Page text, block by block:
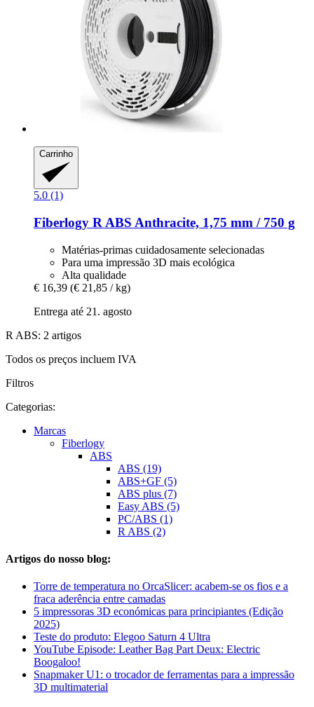
Carrinho
5.0 (1)
Fiberlogy R ABS Anthracite, 1,75 mm / 750 g
Matérias-primas cuidadosamente selecionadas
Para uma impressão 3D mais ecológica
Alta qualidade
€ 16,39 (€ 21,85 / kg)
Entrega até 21. agosto
R ABS: 2 artigos
Todos os preços incluem IVA
Filtros
Categorias:
Marcas
Fiberlogy
ABS
ABS (19)
ABS+GF (5)
ABS plus (7)
Easy ABS (5)
PC/ABS (1)
R ABS (2)
Artigos do nosso blog:
Torre de temperatura no OrcaSlicer: acabem-se os fios e a
fraca aderência entre camadas
5 impressoras 3D económicas para principiantes (Edição
2025)
Teste do produto: Elegoo Saturn 4 Ultra
YouTube Episode: Leather Bag Part Deux: Electric
Boogaloo!
Snapmaker U1: o trocador de ferramentas para a impressão
3D multimaterial